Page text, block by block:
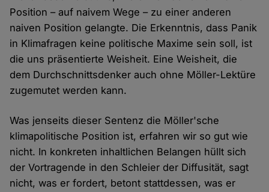
Position – auf naivem Wege – zu einer anderen
naiven Position gelangte. Die Erkenntnis, dass Panik
in Klimafragen keine politische Maxime sein soll, ist
die uns präsentierte Weisheit. Eine Weisheit, die
dem Durchschnittsdenker auch ohne Möller-Lektüre
zugemutet werden kann.
Was jenseits dieser Sentenz die Möller'sche
klimapolitische Position ist, erfahren wir so gut wie
nicht. In konkreten inhaltlichen Belangen hüllt sich
der Vortragende in den Schleier der Diffusität, sagt
nicht, was er fordert, betont stattdessen, was er